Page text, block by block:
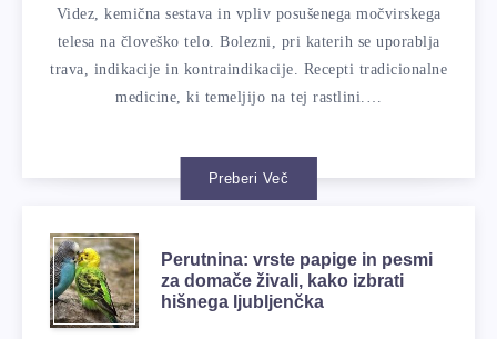
Videz, kemična sestava in vpliv posušenega močvirskega
telesa na človeško telo. Bolezni, pri katerih se uporablja
trava, indikacije in kontraindikacije. Recepti tradicionalne
medicine, ki temeljijo na tej rastlini.…
Preberi Več
Perutnina: vrste papige in pesmi
za domače živali, kako izbrati
hišnega ljubljenčka